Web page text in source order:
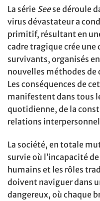
La série Seese déroule
virus dévastateur a
primitif, résultant en
cadre tragique crée une
survivants, organisés
nouvelles méthodes de
Les conséquences de
manifestent dans tous
quotidienne, de la
relations
La société, en totale
survie où l’incapacité
humains et les rôles
doivent naviguer dans
dangereux, où chaque